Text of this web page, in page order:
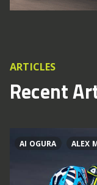
ARTICLES
Recent
AI OGURA ALEX